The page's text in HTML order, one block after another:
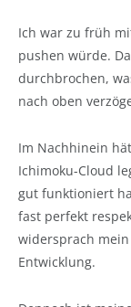
Ich war zu früh
pushen würde.
durchbrochen,
nach oben
Im Nachhinein
Ichimoku-Cloud
gut funktioniert
fast perfekt
widersprach
Entwicklung.